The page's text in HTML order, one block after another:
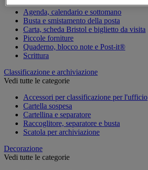
Agenda, calendario e sottomano
Busta e smistamento della posta
Carta, scheda Bristol e biglietto da visita
Piccole forniture
Quaderno, blocco note e Post-it®
Scrittura
Classificazione e archiviazione
Vedi tutte le categorie
Accessori per classificazione per l'ufficio
Cartella sospesa
Cartellina e separatore
Raccoglitore, separatore e busta
Scatola per archiviazione
Decorazione
Vedi tutte le categorie